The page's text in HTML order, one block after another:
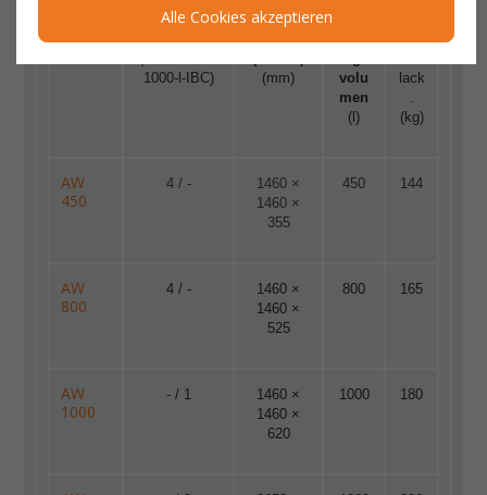
1000-l-IBC)
(mm)
volu
men
(l)
lack
(kg)
AW
450
4 / -
1460 ×
1460 ×
355
450 144
AW
800
4 / -
1460 ×
1460 ×
525
800 165
AW
1000
- / 1
1460 ×
1460 ×
620
1000 180
Alle Cookies akzeptieren